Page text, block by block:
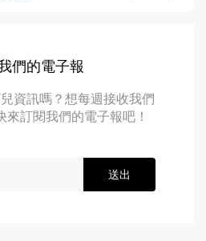
們的電子報
資訊嗎？想每週接收我們
來訂閱我們的電子報吧！
送出